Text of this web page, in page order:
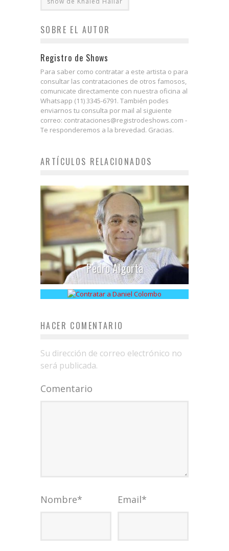
SOBRE EL AUTOR
Registro de Shows
Para saber como contratar a este artista o para
consultar las contrataciones de otros famosos,
comunicate directamente con nuestra oficina al
Whatsapp (11) 3345-6791. También podes
enviarnos tu consulta por mail al siguiente
correo: contrataciones@registrodeshows.com -
Te responderemos a la brevedad. Gracias.
ARTÍCULOS RELACIONADOS
Pedro Algorta
Daniel Colombo
HACER COMENTARIO
Su dirección de correo electrónico no
será publicada.
Comentario
Nombre* Email*